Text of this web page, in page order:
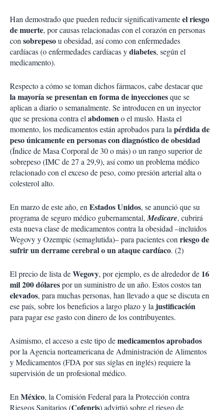
Han demostrado que pueden reducir significativamenteel riesgo
de muerte, por causas relacionadas con el corazón en personas
consobrepesou obesidad, así como con enfermedades
cardíacas (o enfermedades cardíacas ydiabetes, según el
medicamento).
Respecto a cómo se toman dichos fármacos, cabe destacar que
la mayoría se presentan en forma de inyeccionesque se
aplican a diario o semanalmente. Se introducen en un inyector
que se presiona contra elabdomeno el muslo. Hasta el
momento, los medicamentos están aprobados para lapérdida de
peso únicamente en personas con diagnóstico de obesidad
(Índice de Masa Corporal de 30 o más) o un rango superior de
sobrepeso (IMC de 27 a 29,9), así como un problema médico
relacionado con el exceso de peso, como presión arterial alta o
colesterol alto.
En marzo de este año, enEstados Unidos, se anunció que su
programa de seguro médico gubernamental,Medicare, cubrirá
esta nueva clase de medicamentos contra la obesidad –incluidos
Wegovy y Ozempic (semaglutida)– para pacientes conriesgo de
sufrir un derrame cerebral o un ataque cardíaco. (2)
El precio de lista deWegovy, por ejemplo, es de alrededor de 16
mil 200 dólarespor un suministro de un año. Estos costos tan
elevados, para muchas personas, han llevado a que se discuta en
ese país, sobre los beneficios a largo plazo y la justificación
para pagar ese gasto con dinero de los contribuyentes.
Asimismo, el acceso a este tipo demedicamentos aprobados
por la Agencia norteamericana de Administración de Alimentos
y Medicamentos (FDA por sus siglas en inglés) requiere la
supervisión de un profesional médico.
EnMéxico, la Comisión Federal para la Protección contra
Riesgos Sanitarios (Cofepris) advirtió sobre el riesgo de